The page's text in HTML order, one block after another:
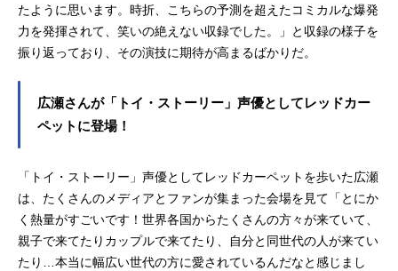
たように思います。時折、こちらの予測を超えたコミカルな爆発
力を発揮されて、笑いの絶えない収録でした。」と収録の様子を
振り返っており、その演技に期待が高まるばかりだ。
広瀬さんが「トイ・ストーリー」声優としてレッドカー
ペットに登場！
「トイ・ストーリー」声優としてレッドカーペットを歩いた広瀬
は、たくさんのメディアとファンが集まった会場を見て「とにか
く熱量がすごいです！世界各国からたくさんの方々が来ていて、
親子で来てたりカップルで来てたり、自分と同世代の人が来てい
たり…本当に幅広い世代の方に愛されているんだなと感じまし